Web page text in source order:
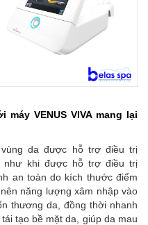
VENUS VIVA mang lại
da được hỗ trợ điều trị
như khi được hỗ trợ điều trị
an toàn do kích thước điểm
năng lượng xâm nhập vào
thương da, đồng thời nhanh
tạo bề mặt da, giúp da mau